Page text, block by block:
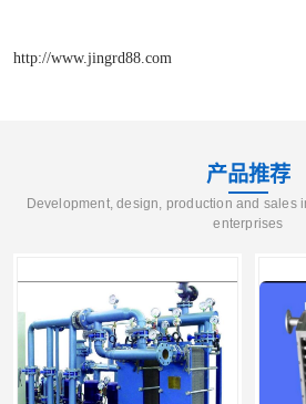
http://www.jingrd88.com
产品推荐
Development, design, production and sales
enterprises